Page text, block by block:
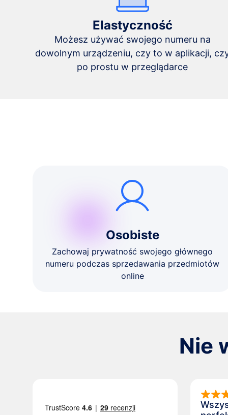
Elastyczność
Możesz używać swojego numeru na
dowolnym urządzeniu, czy to w aplikacji,
po prostu w przeglądarce
Osobiste
Zachowaj prywatność swojego głównego
numeru podczas sprzedawania przedmiotów
online
Nie